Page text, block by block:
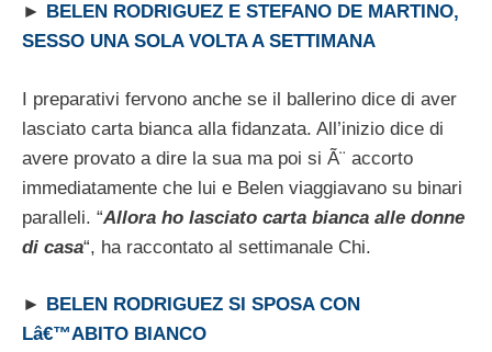
► BELEN RODRIGUEZ E STEFANO DE MARTINO,
SESSO UNA SOLA VOLTA A SETTIMANA
I preparativi fervono anche se il ballerino dice di aver
lasciato carta bianca alla fidanzata. All’inizio dice di
avere provato a dire la sua ma poi si Ã¨ accorto
immediatamente che lui e Belen viaggiavano su binari
paralleli. “Allora ho lasciato carta bianca alle donne
di casa“, ha raccontato al settimanale Chi.
► BELEN RODRIGUEZ SI SPOSA CON
Lâ€™ABITO BIANCO